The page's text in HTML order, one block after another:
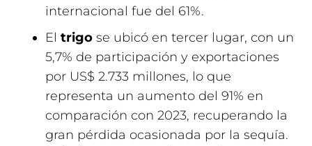
internacional fue del 61%.
El trigo se ubicó en tercer lugar, con un
5,7% de participación y exportaciones
por US$ 2.733 millones, lo que
representa un aumento del 91% en
comparación con 2023, recuperando la
gran pérdida ocasionada por la sequía.